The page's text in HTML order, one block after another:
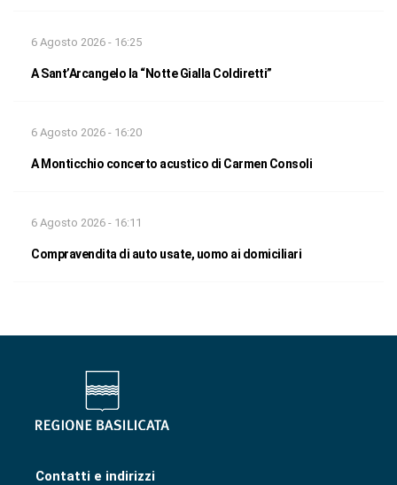
6 Agosto 2026 - 16:25
A Sant’Arcangelo la “Notte Gialla Coldiretti”
6 Agosto 2026 - 16:20
A Monticchio concerto acustico di Carmen Consoli
6 Agosto 2026 - 16:11
Compravendita di auto usate, uomo ai domiciliari
Contatti e indirizzi